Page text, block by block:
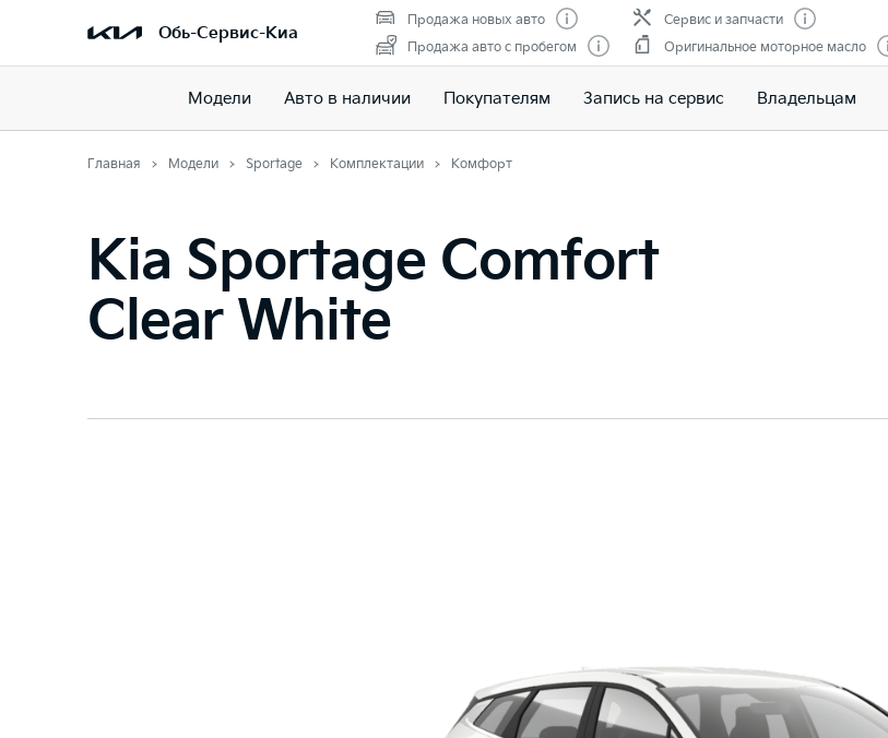
Обь-Сервис-Киа
Продажа новых авто
Продажа авто с пробегом
Сервис и запчасти
Оригинальное моторное масло
Модели Авто в наличии Покупателям Запись на сервис Владельцам
Главная Модели Sportage Комплектации Комфорт
Kia Sportage Comfort
Clear White